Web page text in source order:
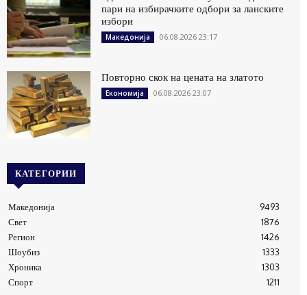
пари на избирачките одбори за ланските
избори
Македонија 06.08.2026 23:17
Повторно скок на цената на златото
Економија 06.08.2026 23:07
КАТЕГОРИИ
Македонија
9493
Свет
1876
Регион
1426
Шоубиз
1333
Хроника
1303
Спорт
1211